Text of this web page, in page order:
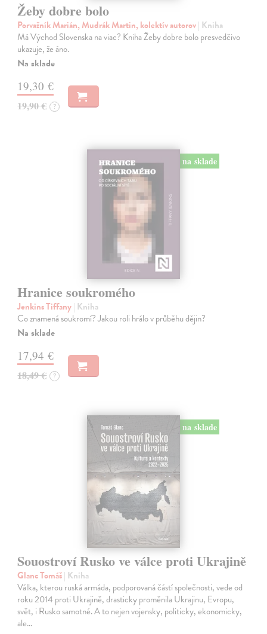
Žeby dobre bolo
Porvažník Marián, Mudrák Martin, kolektív autorov| Kniha
Má Východ Slovenska na viac? Kniha Žeby dobre bolo presvedčivo
ukazuje, že áno.
Na sklade
19,30 €
19,90 € ?
na sklade
Hranice soukromého
Jenkins Tiffany| Kniha
Co znamená soukromí? Jakou roli hrálo v průběhu dějin?
Na sklade
17,94 €
18,49 € ?
na sklade
Souostroví Rusko ve válce proti Ukrajině
Glanc Tomáš| Kniha
Válka, kterou ruská armáda, podporovaná částí společnosti, vede od
roku 2014 proti Ukrajině, drasticky proměnila Ukrajinu, Evropu,
svět, i Rusko samotné. A to nejen vojensky, politicky, ekonomicky,
ale…